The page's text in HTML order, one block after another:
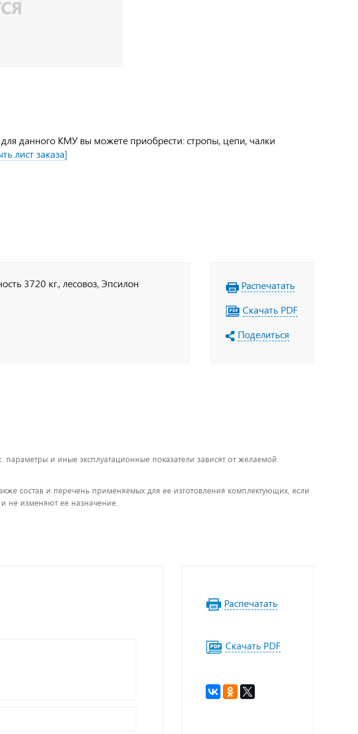
данного КМУ вы можете приобрести: стропы, цепи, чалки
лист заказа]
3720 кг., лесовоз, Эпсилон
Распечатать
Скачать PDF
Поделиться
параметры и иные эксплуатационные показатели зависят от желаемой
состав и перечень применяемых для ее изготовления комплектующих, если
не изменяют ее назначение.
Распечатать
Скачать PDF